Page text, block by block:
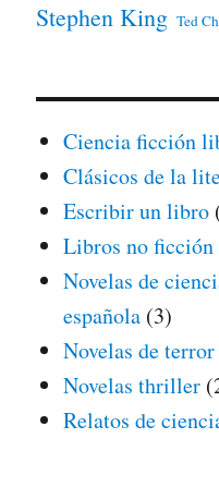
Stephen King Ted
Ciencia ficción
Clásicos de la
Escribir un libro
Libros no ficción
Novelas de
española(3)
Novelas de terror
Novelas thriller
Relatos de